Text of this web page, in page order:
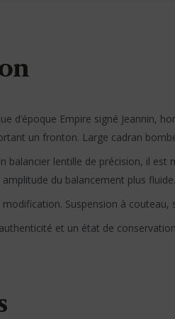
d’époque Empire signé Jeannin,
un fronton. Large cadran
balancier lentille de précision, il
du balancement plus fluide.
modification. Suspension à
et un état de